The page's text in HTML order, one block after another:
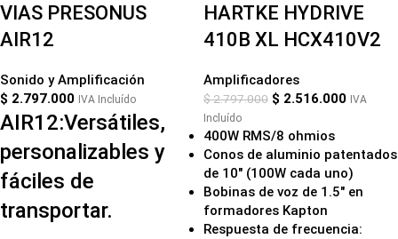
VIAS PRESONUS
AIR12
Sonido y Amplificación
$ 2.797.000 IVA Incluído
AIR12:Versátiles,
personalizables y
fáciles de
transportar.
HARTKE HYDRIVE
410B XL HCX410V2
Amplificadores
$2.797.000 $ 2.516.000 IVA
Incluído
400W RMS/8 ohmios
Conos de aluminio patentados
de 10" (100W cada uno)
Bobinas de voz de 1.5" en
formadores Kapton
Respuesta de frecuencia: